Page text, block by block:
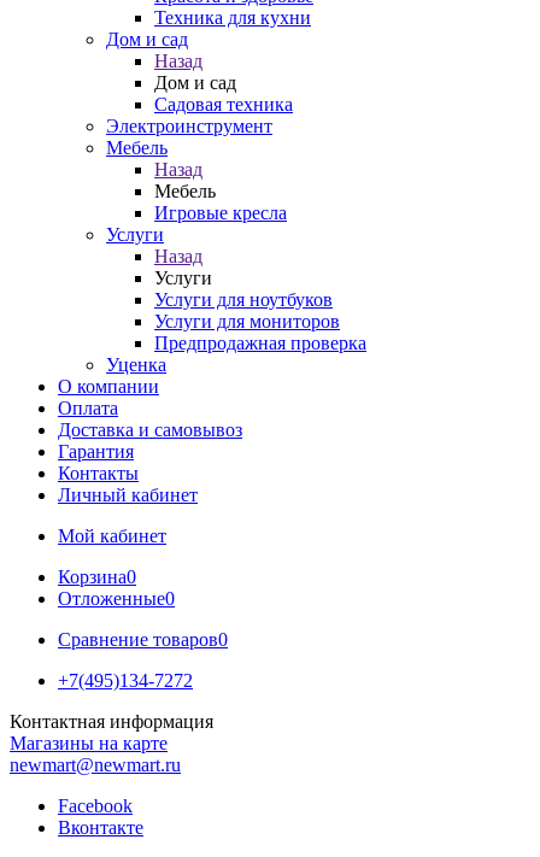
Техника для кухни
Дом и сад
Назад
Дом и сад
Садовая техника
Электроинструмент
Мебель
Назад
Мебель
Игровые кресла
Услуги
Назад
Услуги
Услуги для ноутбуков
Услуги для мониторов
Предпродажная проверка
Уценка
О компании
Оплата
Доставка и самовывоз
Гарантия
Контакты
Личный кабинет
Мой кабинет
Корзина0
Отложенные0
Сравнение товаров0
+7(495)134-7272
Контактная информация
Магазины на карте
newmart@newmart.ru
Facebook
Вконтакте